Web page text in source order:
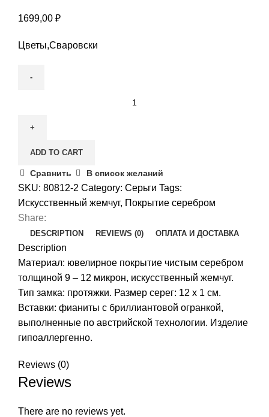
1699,00 ₽
Цветы,Сваровски
«Цветы»
ADD TO CART
Сравнить В список желаний
SKU: 80812-2 Category: Серьги Tags:
Искусственный жемчуг, Покрытие серебром
Share:
DESCRIPTION REVIEWS (0) ОПЛАТА И ДОСТАВКА
Description
Материал: ювелирное покрытие чистым серебром
толщиной 9 – 12 микрон, искусственный жемчуг.
Тип замка: протяжки. Размер серег: 12 x 1 см.
Вставки: фианиты с бриллиантовой огранкой,
выполненные по австрийской технологии. Изделие
гипоаллергенно.
Reviews (0)
Reviews
There are no reviews yet.